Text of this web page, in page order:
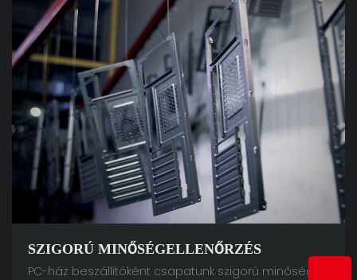
SZIGORÚ MINŐSÉGELLENŐRZÉS
PC-ház beszállítóként csapatunk szigorú minőségi